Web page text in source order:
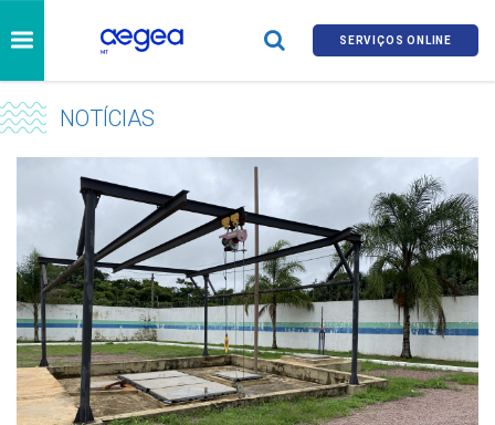
SERVIÇOS ONLINE
NOTÍCIAS